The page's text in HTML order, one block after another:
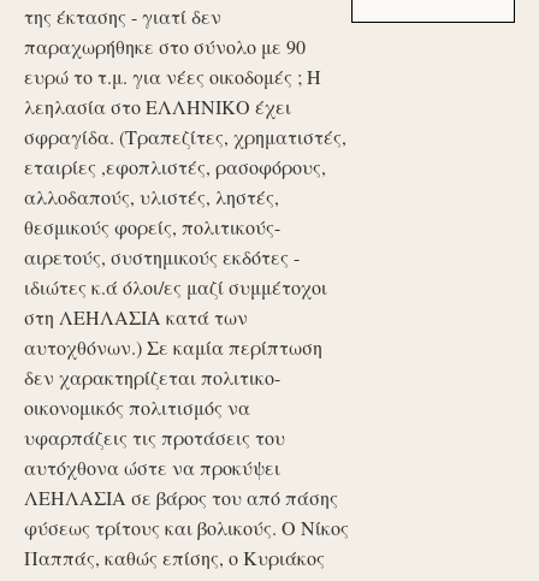
της έκτασης - γιατί δεν
παραχωρήθηκε στο σύνολο με 90
ευρώ το τ.μ. για νέες οικοδομές ; Η
λεηλασία στο ΕΛΛΗΝΙΚΟ έχει
σφραγίδα. (Τραπεζίτες, χρηματιστές,
εταιρίες ,εφοπλιστές, ρασοφόρους,
αλλοδαπούς, υλιστές, ληστές,
θεσμικούς φορείς, πολιτικούς-
αιρετούς, συστημικούς εκδότες -
ιδιώτες κ.ά όλοι/ες μαζί συμμέτοχοι
στη ΛΕΗΛΑΣΙΑ κατά των
αυτοχθόνων.) Σε καμία περίπτωση
δεν χαρακτηρίζεται πολιτικο-
οικονομικός πολιτισμός να
υφαρπάζεις τις προτάσεις του
αυτόχθονα ώστε να προκύψει
ΛΕΗΛΑΣΙΑ σε βάρος του από πάσης
φύσεως τρίτους και βολικούς. Ο Νίκος
Παππάς, καθώς επίσης, ο Κυριάκος